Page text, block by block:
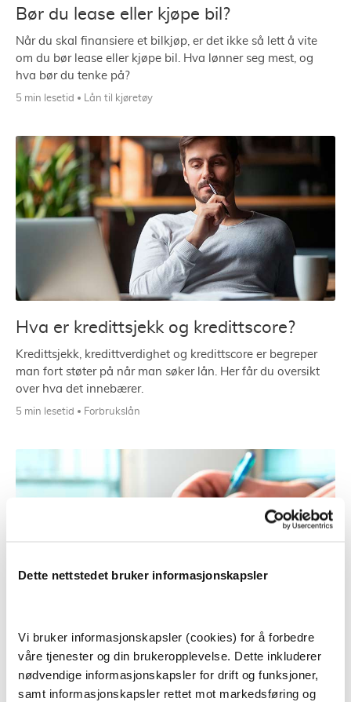
Dette nettstedet bruker informasjonskapsler
Vi bruker informasjonskapsler (cookies) for å forbedre
våre tjenester og din brukeropplevelse. Dette inkluderer
nødvendige informasjonskapsler for drift og funksjoner,
samt informasjonskapsler rettet mot markedsføring og
Bør du lease eller kjøpe bil?
Når du skal finansiere et bilkjøp, er det ikke så lett å vite
om du bør lease eller kjøpe bil. Hva lønner seg mest, og
hva bør du tenke på?
5 min lesetid Lån til kjøretøy
Hva er kredittsjekk og kredittscore?
Kredittsjekk, kredittverdighet og kredittscore er begreper
man fort støter på når man søker lån. Her får du oversikt
over hva det innebærer.
5 min lesetid Forbrukslån
Slik fungerer billån uten egenkapital
Er det slik at du kan kjøpe bil med et billån uten
egenkapital? Kort sagt: Ja, det er mulig.